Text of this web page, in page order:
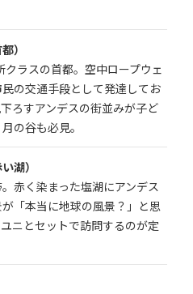
）
ラスの首都。空中ロープウェ
の交通手段として発達してお
ろすアンデスの街並みが子ど
の谷も必見。
湖）
赤く染まった塩湖にアンデス
「本当に地球の風景？」と思
ニとセットで訪問するのが定